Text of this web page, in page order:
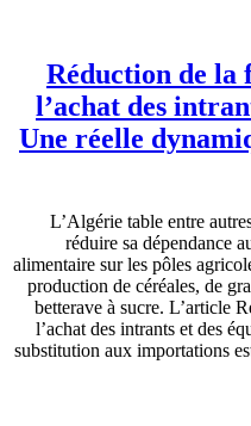
Réduction de la
l’achat des
Une réelle
L’Algérie table entre
réduire sa dépendance
alimentaire sur les pôles
production de céréales, de
betterave à sucre. L’article
l’achat des intrants et des
substitution aux importations